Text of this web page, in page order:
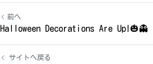
前へ
Halloween Decorations Are Up!🎃👻
サイトへ戻る